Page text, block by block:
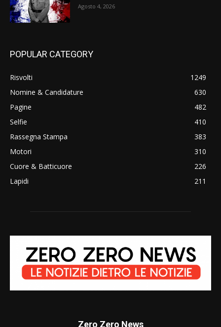
Agosto 4, 2026
POPULAR CATEGORY
Risvolti
1249
Nomine & Candidature
630
Pagine
482
Selfie
410
Rassegna Stampa
383
Motori
310
Cuore & Batticuore
226
Lapidi
211
Zero Zero News